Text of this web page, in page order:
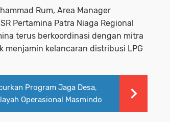
Rum, Area Manager
Pertamina Patra Niaga Regional
terus berkoordinasi dengan mitra
kelancaran distribusi LPG
Program Jaga Desa,
Operasional Masmindo